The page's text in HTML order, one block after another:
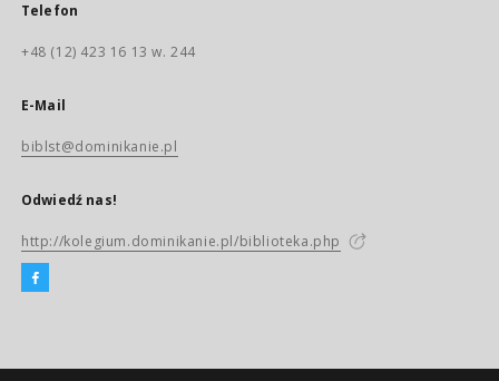
Telefon
+48 (12) 423 16 13 w. 244
E-Mail
biblst@dominikanie.pl
Odwiedź nas!
http://kolegium.dominikanie.pl/biblioteka.php